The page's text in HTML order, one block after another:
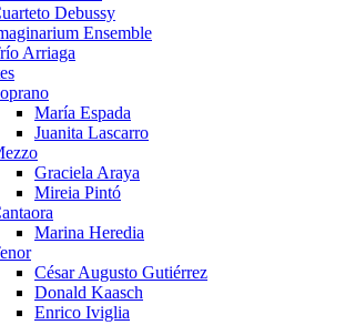
Debussy
Ensemble
Arriaga
María Espada
Juanita Lascarro
Graciela Araya
Mireia Pintó
Marina Heredia
César Augusto Gutiérrez
Donald Kaasch
Enrico Iviglia